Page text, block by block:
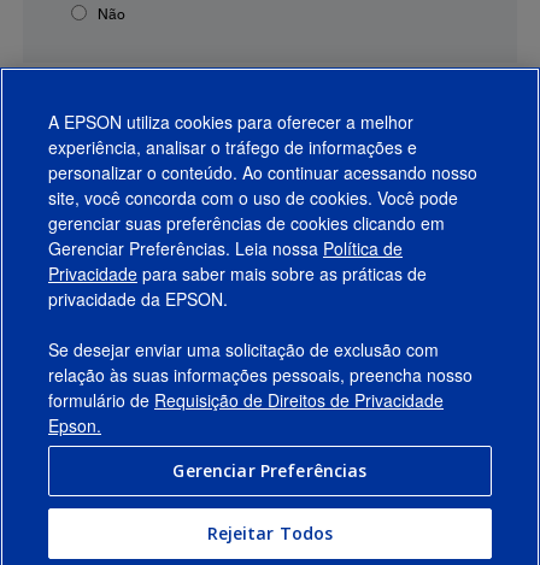
Não
Produtos
Suporte
Links Sugeridos
Empresa
Conecte-se com a Epson
A EPSON utiliza cookies para oferecer a melhor
experiência, analisar o tráfego de informações e
personalizar o conteúdo. Ao continuar acessando nosso
site, você concorda com o uso de cookies. Você pode
gerenciar suas preferências de cookies clicando em
Gerenciar Preferências. Leia nossa Política de
Privacidade para saber mais sobre as práticas de
privacidade da EPSON.
Se desejar enviar uma solicitação de exclusão com
relação às suas informações pessoais, preencha nosso
formulário de Requisição de Direitos de Privacidade
Epson.
Gerenciar Preferências
Rejeitar Todos